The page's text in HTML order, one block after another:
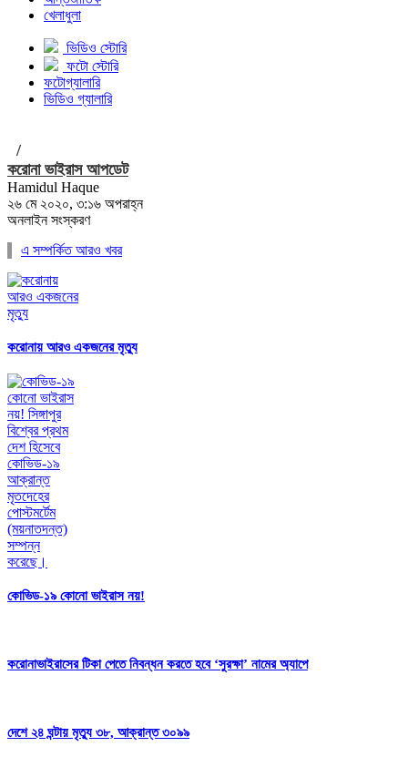
খেলাধুলা
ভিডিও স্টোরি
ফটো স্টোরি
ফটোগ্যালারি
ভিডিও গ্যালারি
/
করোনা ভাইরাস আপডেট
Hamidul Haque
২৬ মে ২০২০, ৩:১৬ অপরাহ্ন
অনলাইন সংস্করণ
এ সম্পর্কিত আরও খবর
করোনায় আরও একজনের মৃত্যু
কোভিড-১৯ কোনো ভাইরাস নয়!
করোনাভাইরাসের টিকা পেতে নিবন্ধন করতে হবে ‘সুরক্ষা’ নামের অ্যাপে
দেশে ২৪ ঘন্টায় মৃত্যু ৩৮, আক্রান্ত ৩০৯৯